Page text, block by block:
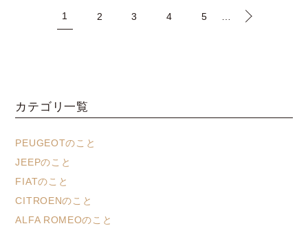
1 2 3 4 5
カテゴリ一覧
PEUGEOTのこと
JEEPのこと
FIATのこと
CITROENのこと
ALFA ROMEOのこと